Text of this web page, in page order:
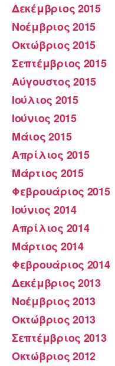
Δεκέμβριος 2015
Νοέμβριος 2015
Οκτώβριος 2015
Σεπτέμβριος 2015
Αύγουστος 2015
Ιούλιος 2015
Ιούνιος 2015
Μάιος 2015
Απρίλιος 2015
Μάρτιος 2015
Φεβρουάριος 2015
Ιούνιος 2014
Απρίλιος 2014
Μάρτιος 2014
Φεβρουάριος 2014
Δεκέμβριος 2013
Νοέμβριος 2013
Οκτώβριος 2013
Σεπτέμβριος 2013
Οκτώβριος 2012